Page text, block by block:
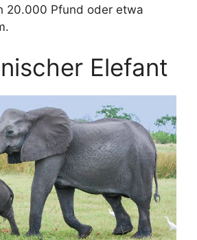
20.000 Pfund oder etwa
Elefant